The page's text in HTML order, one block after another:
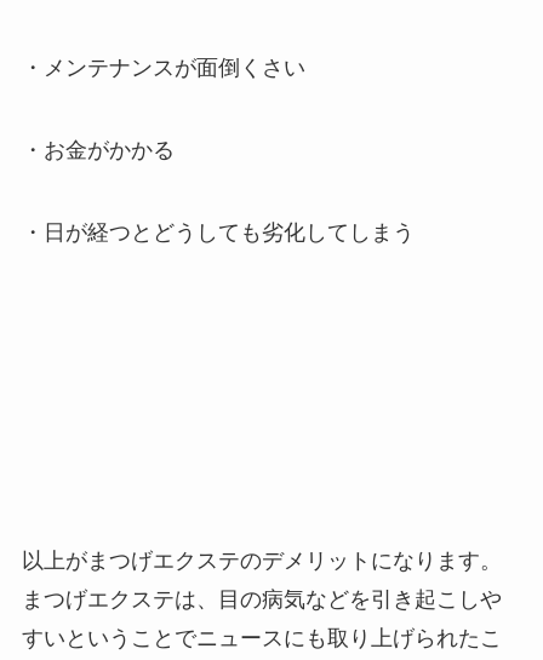
・メンテナンスが面倒くさい
・お金がかかる
・日が経つとどうしても劣化してしまう
以上がまつげエクステのデメリットになります。
まつげエクステは、目の病気などを引き起こしや
すいということでニュースにも取り上げられたこ